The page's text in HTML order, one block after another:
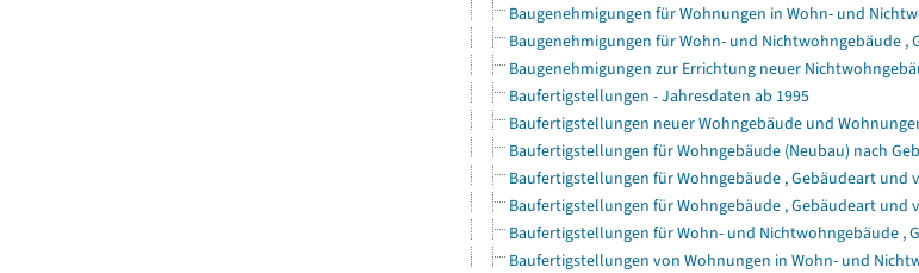
Baugenehmigungen für Wohnungen in Wohn- und
Baugenehmigungen für Wohn- und Nichtwohngebäude
Baugenehmigungen zur Errichtung neuer
Baufertigstellungen - Jahresdaten ab 1995
Baufertigstellungen neuer Wohngebäude und
Baufertigstellungen für Wohngebäude (Neubau) nach
Baufertigstellungen für Wohngebäude , Gebäudeart und
Baufertigstellungen für Wohngebäude , Gebäudeart und
Baufertigstellungen für Wohn- und Nichtwohngebäude ,
Baufertigstellungen von Wohnungen in Wohn- und